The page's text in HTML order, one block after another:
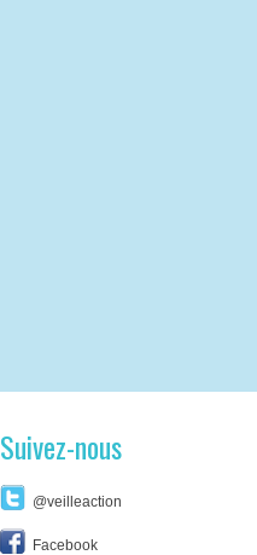
Suivez-nous
@veilleaction
Facebook